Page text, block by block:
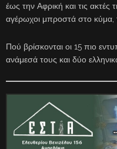
έως την Αφρική και τις ακτές
αγέρωχοι μπροστά στο κύμα,
Πού βρίσκονται οι 15 πιο
ανάμεσά τους και δύο